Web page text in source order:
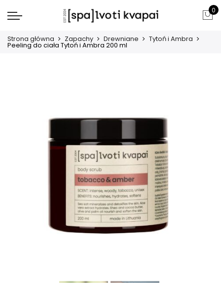
0
Strona główna Zapachy Drewniane Tytoń i Ambra
Peeling do ciała Tytoń i Ambra 200 ml